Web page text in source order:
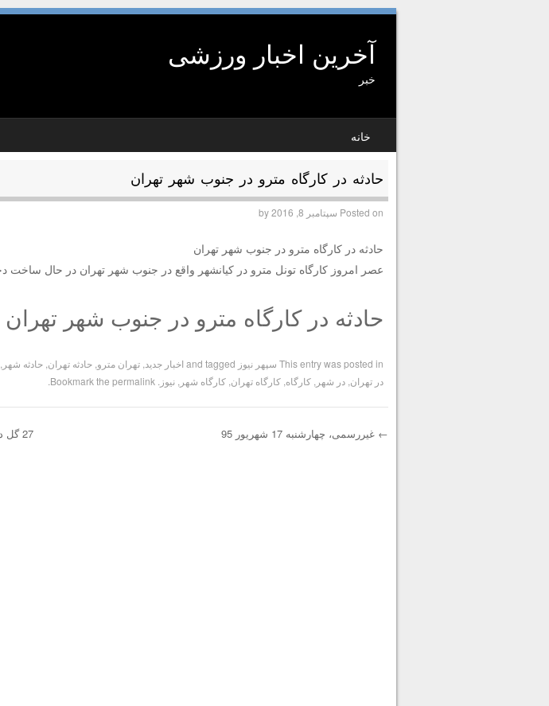
آخرین اخبار ورزشی
خبر
MENU
SKIP TO CONTENT
خانه
حادثه در کارگاه مترو در جنوب شهر تهران
Posted on سپتامبر 8, 2016 by
حادثه در کارگاه مترو در جنوب شهر تهران
عصر امروز کارگاه تونل مترو در کیانشهر واقع در جنوب شهر تهران در حال ساخت
حادثه در کارگاه مترو در جنوب شهر تهران
This entry was posted in سپهر نیوز اخبار جدید تهران مترو حادثه تهران حادثه شهر
در تهران در شهر کارگاه کارگاه تهران کارگاه شهر نیوز permalink
← غیررسمی، چهارشنبه 17 شهریور 95 27 گل دیدنی بازیکنان لیورپول در تمرینات